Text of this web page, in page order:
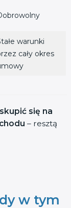
warunki
cały okres
skupić się na
– resztą
w tym